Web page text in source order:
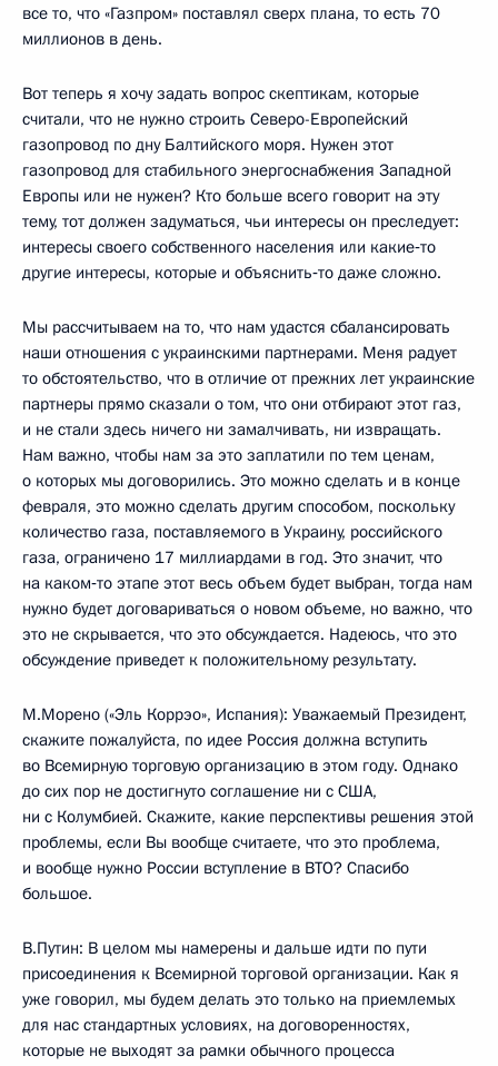
все то, что «Газпром» поставлял сверх плана, то есть 70
миллионов в день.
Вот теперь я хочу задать вопрос скептикам, которые
считали, что не нужно строить Северо-Европейский
газопровод по дну Балтийского моря. Нужен этот
газопровод для стабильного энергоснабжения Западной
Европы или не нужен? Кто больше всего говорит на эту
тему, тот должен задуматься, чьи интересы он преследует:
интересы своего собственного населения или какие‑то
другие интересы, которые и объяснить‑то даже сложно.
Мы рассчитываем на то, что нам удастся сбалансировать
наши отношения с украинскими партнерами. Меня радует
то обстоятельство, что в отличие от прежних лет украинские
партнеры прямо сказали о том, что они отбирают этот газ,
и не стали здесь ничего ни замалчивать, ни извращать.
Нам важно, чтобы нам за это заплатили по тем ценам,
о которых мы договорились. Это можно сделать и в конце
февраля, это можно сделать другим способом, поскольку
количество газа, поставляемого в Украину, российского
газа, ограничено 17 миллиардами в год. Это значит, что
на каком‑то этапе этот весь объем будет выбран, тогда нам
нужно будет договариваться о новом объеме, но важно, что
это не скрывается, что это обсуждается. Надеюсь, что это
обсуждение приведет к положительному результату.
М.Морено («Эль Коррэо», Испания): Уважаемый Президент,
скажите пожалуйста, по идее Россия должна вступить
во Всемирную торговую организацию в этом году. Однако
до сих пор не достигнуто соглашение ни с США,
ни с Колумбией. Скажите, какие перспективы решения этой
проблемы, если Вы вообще считаете, что это проблема,
и вообще нужно России вступление в ВТО? Спасибо
большое.
В.Путин: В целом мы намерены и дальше идти по пути
присоединения к Всемирной торговой организации. Как я
уже говорил, мы будем делать это только на приемлемых
для нас стандартных условиях, на договоренностях,
которые не выходят за рамки обычного процесса